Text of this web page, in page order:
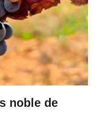
noble de